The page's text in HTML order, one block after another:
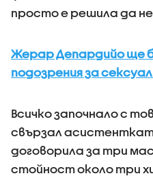
просто е решила да
Жерар Депардийо ще
подозрения за
Всичко започнало с
свързал
договорила за три
стойност около три